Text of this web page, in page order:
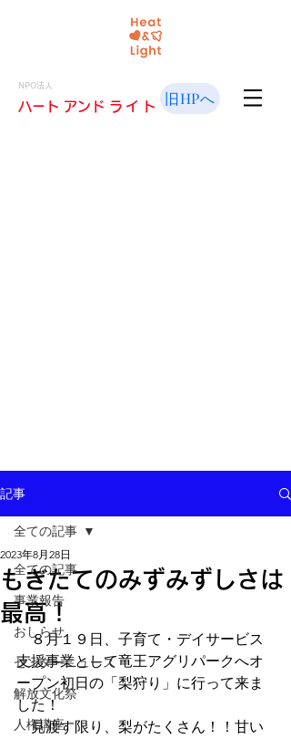
NPO法人
​ハート アンド ライト 旧HPへ
記事
全ての記事
事業報告
おしらせ
センターニュース
解放文化祭
人権講座
全ての記事
もぎたてのみずみずしさは
最高！
2023年8月28日
８月１９日、子育て・デイサービス
支援事業として竜王アグリパークへオ
ープン初日の「梨狩り」に行って来ま
した！
見渡す限り、梨がたくさん！！甘い